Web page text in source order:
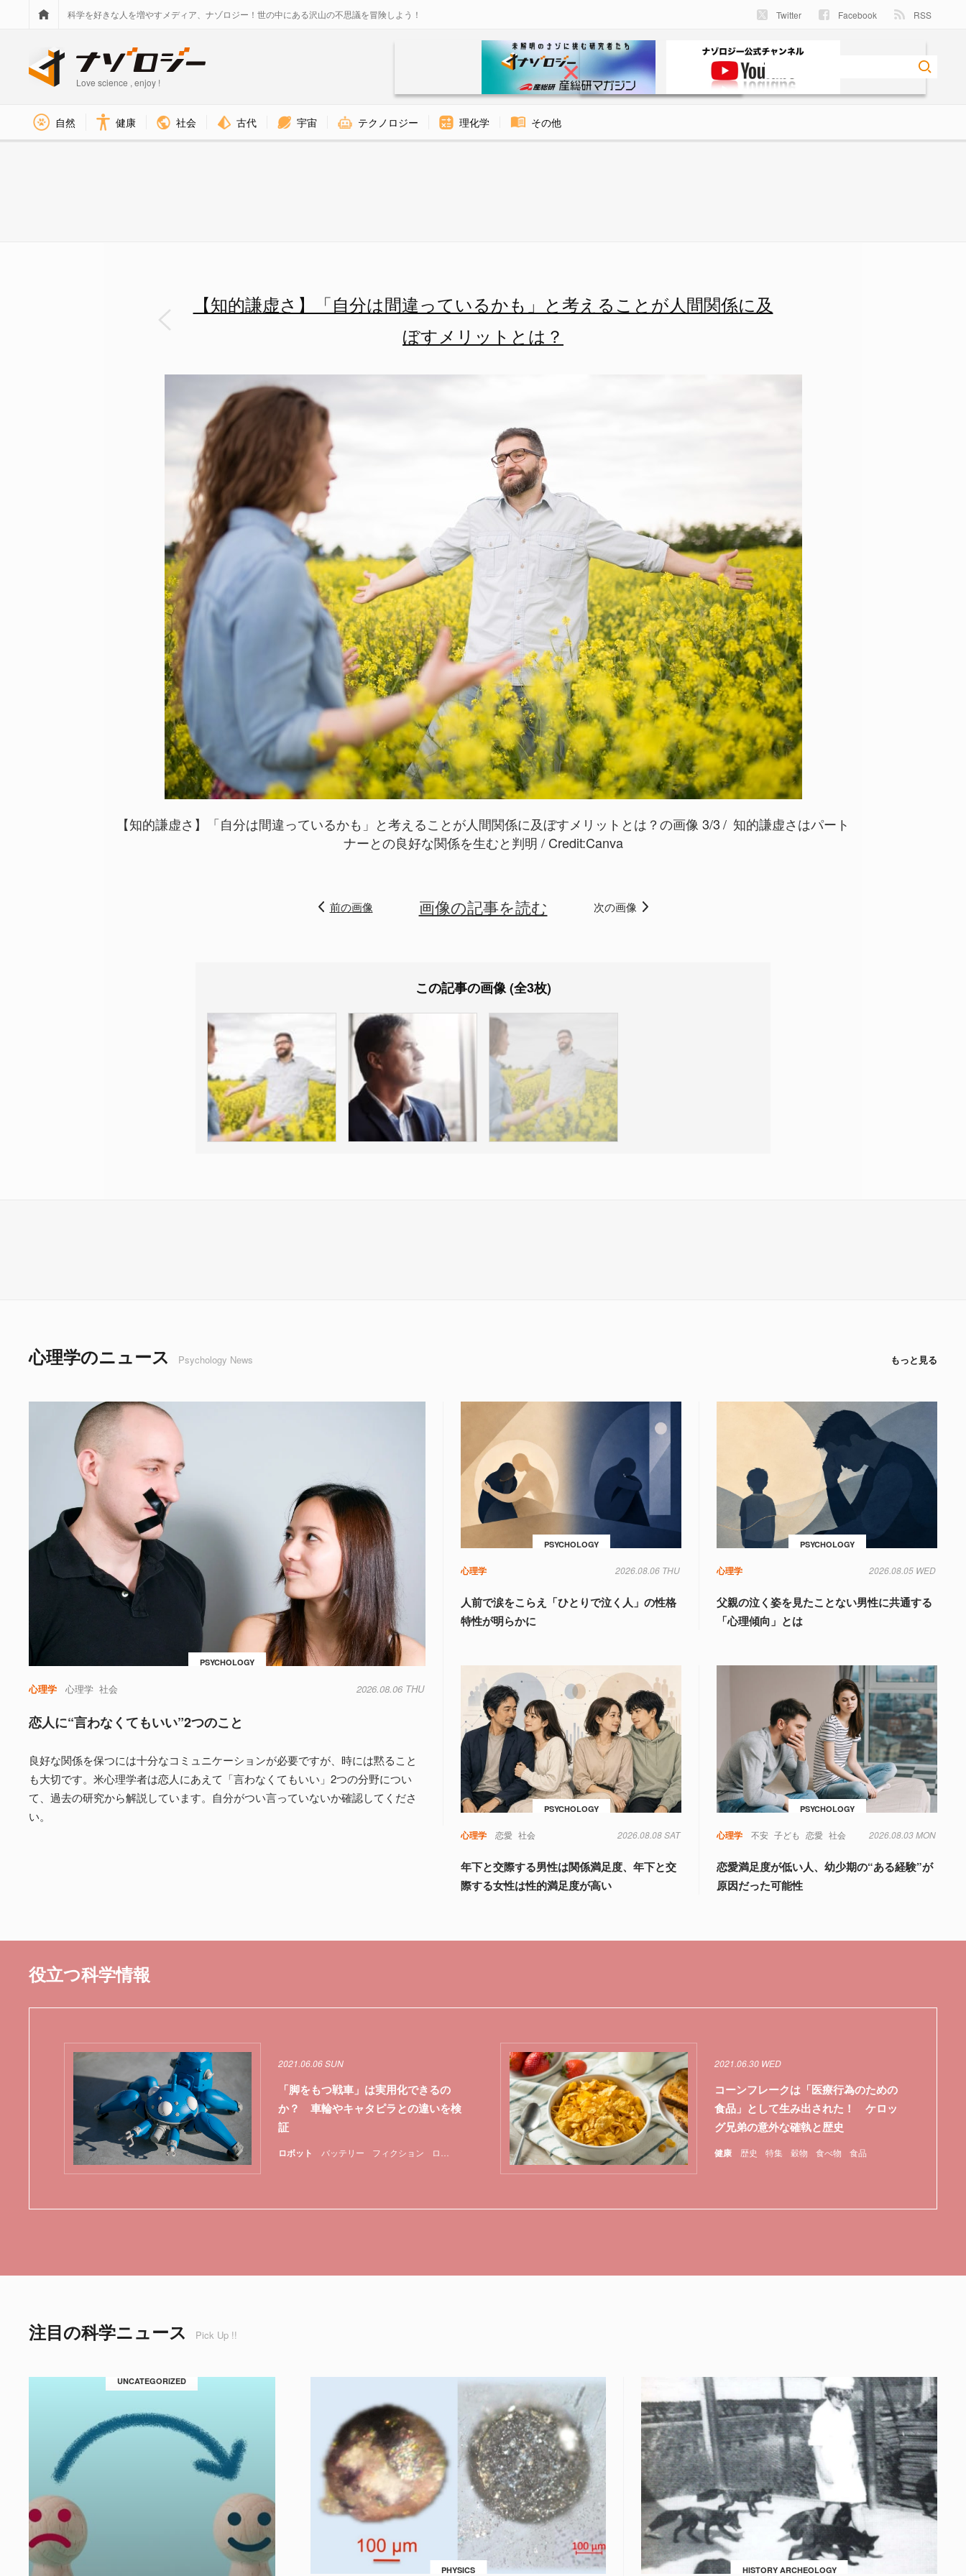
科学を好きな人を増やすメディア、ナゾロジー！世の中にある沢山の不思議を冒険しよう！ Twitter Facebook RSS
Love science , enjoy !
自然 健康 社会 古代 宇宙 テクノロジー 理化学 その他
【知的謙虚さ】「自分は間違っているかも」と考えることが人間関係に及
ぼすメリットとは？
【知的謙虚さ】「自分は間違っているかも」と考えることが人間関係に及ぼすメリットとは？の画像 3/3
知的謙虚さはパート
ナーとの良好な関係を生むと判明 / Credit:Canva
前の画像 画像の記事を読む 次の画像
この記事の画像 (全3枚)
心理学のニュース Psychology News もっと見る
PSYCHOLOGY
心理学 心理学 社会 2026.08.06 THU
恋人に“言わなくてもいい”2つのこと
良好な関係を保つには十分なコミュニケーションが必要ですが、時には黙ること
も大切です。米心理学者は恋人にあえて「言わなくてもいい」2つの分野につい
て、過去の研究から解説しています。自分がつい言っていないか確認してくださ
い。
PSYCHOLOGY
心理学 2026.08.06 THU
人前で涙をこらえ「ひとりで泣く人」の性格
特性が明らかに
PSYCHOLOGY
心理学 2026.08.05 WED
父親の泣く姿を見たことない男性に共通する
「心理傾向」とは
PSYCHOLOGY
心理学 恋愛 社会 2026.08.08 SAT
年下と交際する男性は関係満足度、年下と交
際する女性は性的満足度が高い
PSYCHOLOGY
心理学 不安 子ども 恋愛 社会 2026.08.03 MON
恋愛満足度が低い人、幼少期の“ある経験”が
原因だった可能性
役立つ科学情報
ロボット バッテリー フィクション ロボット 航空機 軍事
2021.06.06 SUN
「脚をもつ戦車」は実用化できるの
か？ 車輪やキャタピラとの違いを検
証
健康 歴史 特集 穀物 食べ物 食品
2021.06.30 WED
コーンフレークは「医療行為のための
食品」として生み出された！ ケロッ
グ兄弟の意外な確執と歴史
注目の科学ニュース Pick Up !!
UNCATEGORIZED
PHYSICS HISTORY ARCHEOLOGY